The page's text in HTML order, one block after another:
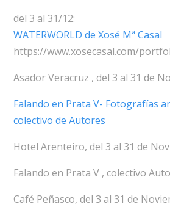
del 3 al 31/12:
WATERWORLD de Xosé Mª Casal
https://www.xosecasal.com/
Asador Veracruz , del 3 al 31 de
Falando en Prata V- Fotografías
colectivo de Autores
Hotel Arenteiro, del 3 al 31 de
Falando en Prata V , colectivo
Café Peñasco, del 3 al 31 de